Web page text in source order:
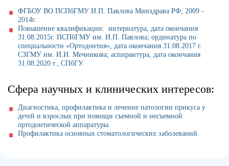
ФГБОУ ВО ПСПбГМУ И.П. Павлова Минздрава РФ, 2009 -
2014г.
Повышение квалификации: интернатура, дата окончания
31.08.2015г. ПСПбГМУ им. И.П. Павлова; ординатура по
специальности «Ортодонтия», дата окончания 31.08.2017 г.
СЗГМУ им. И.И. Мечникова; аспирантура, дата окончания
31.08.2020 г., СПбГУ.
Сфера научных и клинических интересов:
Диагностика, профилактика и лечение патологии прикуса у
детей и взрослых при помощи съемной и несъемной
ортодонтической аппаратуры.
Профилактика основных стоматологических заболеваний.